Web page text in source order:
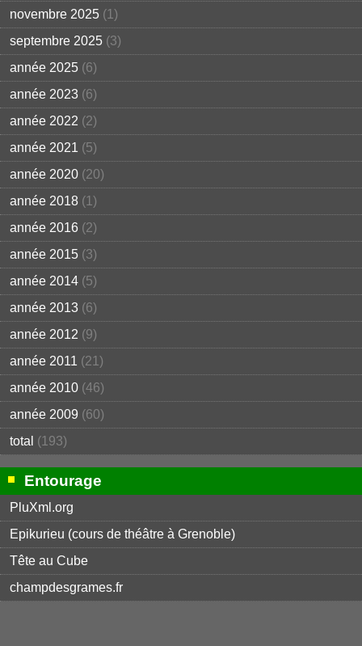
novembre 2025 (1)
septembre 2025 (3)
année 2025 (6)
année 2023 (6)
année 2022 (2)
année 2021 (5)
année 2020 (20)
année 2018 (1)
année 2016 (2)
année 2015 (3)
année 2014 (5)
année 2013 (6)
année 2012 (9)
année 2011 (21)
année 2010 (46)
année 2009 (60)
total (193)
Entourage
PluXml.org
Epikurieu (cours de théâtre à Grenoble)
Tête au Cube
champdesgrames.fr